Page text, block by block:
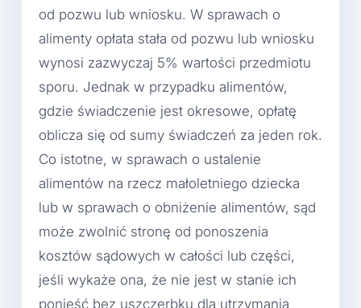
od pozwu lub wniosku. W sprawach o
alimenty opłata stała od pozwu lub wniosku
wynosi zazwyczaj 5% wartości przedmiotu
sporu. Jednak w przypadku alimentów,
gdzie świadczenie jest okresowe, opłatę
oblicza się od sumy świadczeń za jeden rok.
Co istotne, w sprawach o ustalenie
alimentów na rzecz małoletniego dziecka
lub w sprawach o obniżenie alimentów, sąd
może zwolnić stronę od ponoszenia
kosztów sądowych w całości lub części,
jeśli wykaże ona, że nie jest w stanie ich
ponieść bez uszczerbku dla utrzymania